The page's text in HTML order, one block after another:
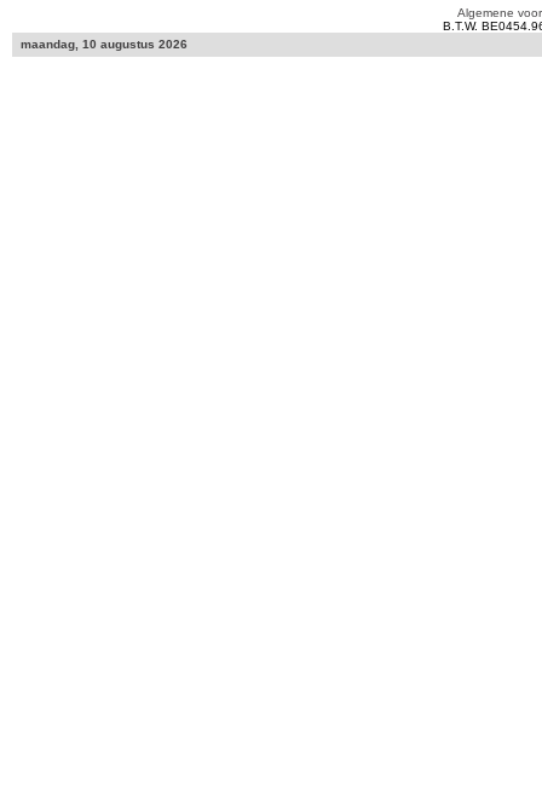
Algemene
B.T.W.
maandag, 10 augustus 2026